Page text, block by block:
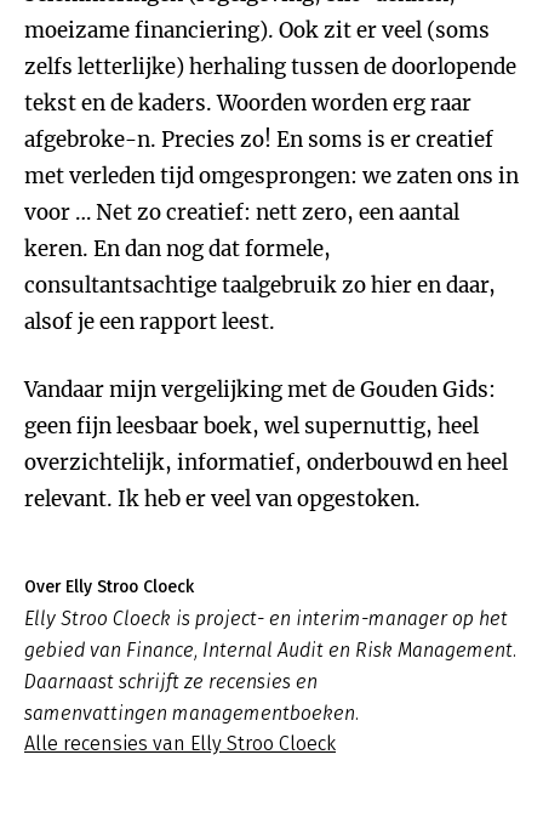
moeizame financiering). Ook zit er veel (soms
zelfs letterlijke) herhaling tussen de doorlopende
tekst en de kaders. Woorden worden erg raar
afgebroke-n. Precies zo! En soms is er creatief
met verleden tijd omgesprongen: we zaten ons in
voor … Net zo creatief: nett zero, een aantal
keren. En dan nog dat formele,
consultantsachtige taalgebruik zo hier en daar,
alsof je een rapport leest.
Vandaar mijn vergelijking met de Gouden Gids:
geen fijn leesbaar boek, wel supernuttig, heel
overzichtelijk, informatief, onderbouwd en heel
relevant. Ik heb er veel van opgestoken.
Over Elly Stroo Cloeck
Elly Stroo Cloeck is project- en interim-manager op het
gebied van Finance, Internal Audit en Risk Management.
Daarnaast schrijft ze recensies en
samenvattingen managementboeken.
Alle recensies van Elly Stroo Cloeck